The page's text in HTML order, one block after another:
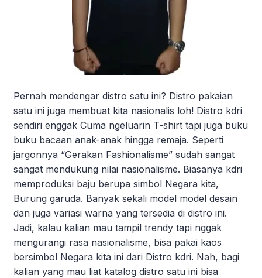
Pernah mendengar distro satu ini? Distro pakaian
satu ini juga membuat kita nasionalis loh! Distro kdri
sendiri enggak Cuma ngeluarin T-shirt tapi juga buku
buku bacaan anak-anak hingga remaja. Seperti
jargonnya “Gerakan Fashionalisme” sudah sangat
sangat mendukung nilai nasionalisme. Biasanya kdri
memproduksi baju berupa simbol Negara kita,
Burung garuda. Banyak sekali model model desain
dan juga variasi warna yang tersedia di distro ini.
Jadi, kalau kalian mau tampil trendy tapi nggak
mengurangi rasa nasionalisme, bisa pakai kaos
bersimbol Negara kita ini dari Distro kdri. Nah, bagi
kalian yang mau liat katalog distro satu ini bisa